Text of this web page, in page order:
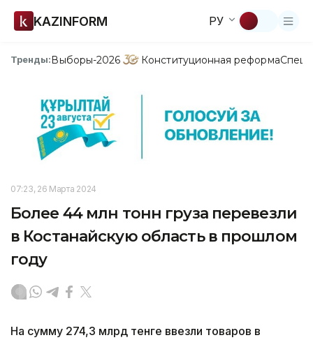
KAZINFORM РУ
Тренды:Выборы-2026 Конституционная реформа
07:23, 26 Марта 2024
Более 44 млн тонн груза перевезли
в Костанайскую область в прошлом
году
На сумму 274,3 млрд тенге ввезли товаров в